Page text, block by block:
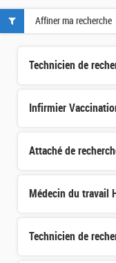
Technicien de
Infirmier
Attaché de
Médecin du travail
Technicien de
Affiner ma recherche